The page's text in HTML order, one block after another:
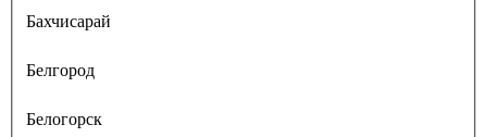
Бахчисарай
Белгород
Белогорск